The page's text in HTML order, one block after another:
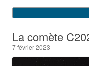
VEGA
La comète
7 février 2023